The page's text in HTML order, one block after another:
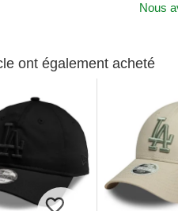
Nous
ont également acheté